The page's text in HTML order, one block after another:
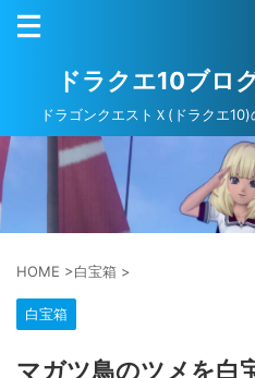
ドラクエ10ブロ
ドラゴンクエストＸ(ドラクエ
HOME >白宝箱 >
白宝箱
マガツ鳥のツメを白